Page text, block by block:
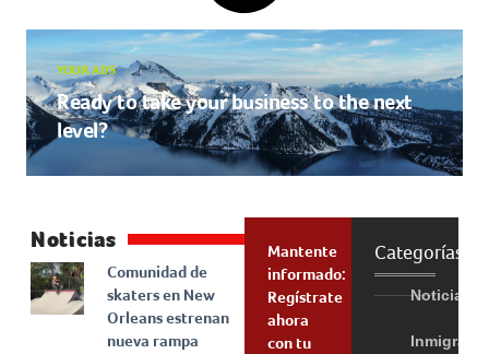
YOUR ADS
Ready to take your business to the next
level?
Noticias
Comunidad de
skaters en New
Orleans estrenan
nueva rampa
Mantente
informado:
Regístrate
ahora
con tu
Categorías
Noticias